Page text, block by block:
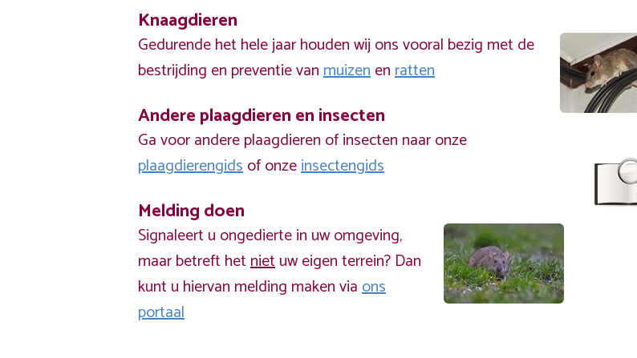
Knaagdieren
Gedurende het hele jaar houden wij ons vooral bezig met de
bestrijding en preventie vanmuizenenratten
Andere plaagdieren en insecten
Ga voor andere plaagdieren of insecten naar onze
plaagdierengidsof onzeinsectengids
Melding doen
Signaleert u ongedierte in uw omgeving,
maar betreft hetnietuw eigen terrein? Dan
kunt u hiervan melding maken viaons
portaal